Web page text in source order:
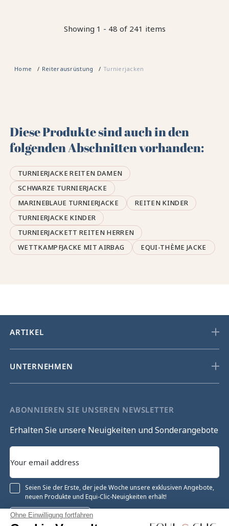
Ohne Einwilligung fortfahren
Showing 1 - 48 of 241 items
Home Reiterausrüstung Turnierjacken
Diese Produkte sind auch in den
folgenden Abschnitten vorhanden:
TURNIERJACKE REITEN DAMEN
SCHWARZE TURNIERJACKE
MARINEBLAUE TURNIERJACKE
REITEN KINDER
TURNIERJACKE KINDER
TURNIERJACKETT REITEN HERREN
WETTKAMPFJACKE MIT AIRBAG
EQUI-THÈME JACKE
ARTIKEL
UNTERNEHMEN
ABONNIEREN SIE UNSEREN NEWSLETTER
Erhalten Sie unsere Neuigkeiten und Sonderangebote
Seien Sie der Erste, der jede Woche unsere exklusiven Angebote,
neuen Produkte und Equi-Clic-Neuigkeiten erhält!
Registrieren